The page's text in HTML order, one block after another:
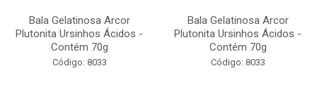
Bala Gelatinosa Arcor
Plutonita Ursinhos Ácidos -
Contém 70g
Código: 8033
Bala Gelatinosa Arcor
Plutonita Ursinhos Ácidos -
Contém 70g
Código: 8033